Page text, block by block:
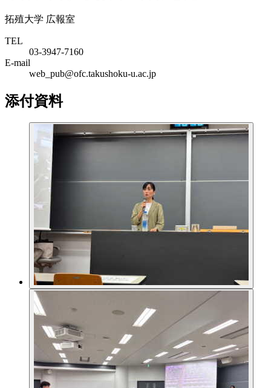
拓殖大学 広報室
TEL
03-3947-7160
E-mail
web_pub@ofc.takushoku-u.ac.jp
添付資料